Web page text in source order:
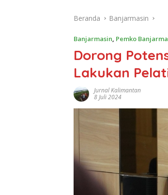
Beranda Banjarmasin
Banjarmasin, Pemko
Dorong
Lakukan
Jurnal Kalimantan
8 Juli 2024